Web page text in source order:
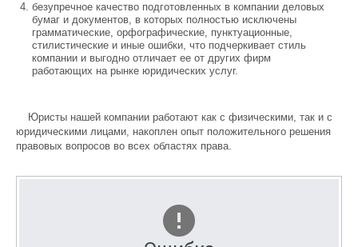
безупречное качество подготовленных в компании деловых
бумаг и документов, в которых полностью исключены
грамматические, орфографические, пунктуационные,
стилистические и иные ошибки, что подчеркивает стиль
компании и выгодно отличает ее от других фирм
работающих на рынке юридических услуг.
Юристы нашей компании работают как с физическими, так и с
юридическими лицами, накоплен опыт положительного решения
правовых вопросов во всех областях права.